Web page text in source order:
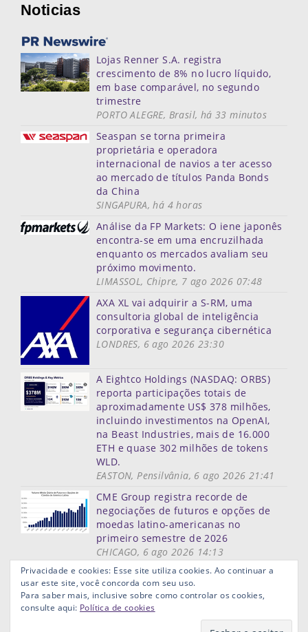
Noticias
Lojas Renner S.A. registra
crescimento de 8% no lucro líquido,
em base comparável, no segundo
trimestre
PORTO ALEGRE, Brasil, há 33 minutos
Seaspan se torna primeira
proprietária e operadora
internacional de navios a ter acesso
ao mercado de títulos Panda Bonds
da China
SINGAPURA, há 4 horas
Análise da FP Markets: O iene japonês
encontra-se em uma encruzilhada
enquanto os mercados avaliam seu
próximo movimento.
LIMASSOL, Chipre, 7 ago 2026 07:48
AXA XL vai adquirir a S-RM, uma
consultoria global de inteligência
corporativa e segurança cibernética
LONDRES, 6 ago 2026 23:30
A Eightco Holdings (NASDAQ: ORBS)
reporta participações totais de
aproximadamente US$ 378 milhões,
incluindo investimentos na OpenAI,
na Beast Industries, mais de 16.000
ETH e quase 302 milhões de tokens
WLD.
EASTON, Pensilvânia, 6 ago 2026 21:41
CME Group registra recorde de
negociações de futuros e opções de
moedas latino-americanas no
primeiro semestre de 2026
CHICAGO, 6 ago 2026 14:13
Mais notícias
Mapa do site Termos de usoPrivacidadeLinks ùteis
Privacidade e cookies: Esse site utiliza cookies. Ao continuar a
usar este site, você concorda com seu uso.
Para saber mais, inclusive sobre como controlar os cookies,
consulte aqui: Política de cookies